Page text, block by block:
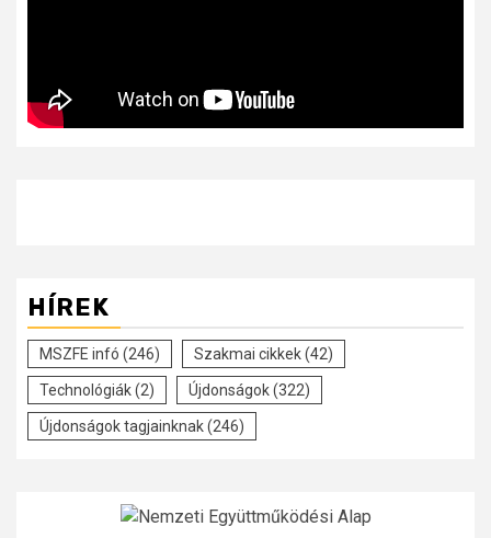
HÍREK
MSZFE infó (246) Szakmai cikkek(42)
Technológiák(2) Újdonságok(322)
Újdonságok tagjainknak(246)